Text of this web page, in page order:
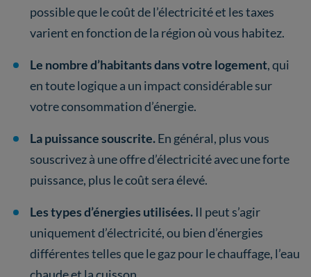
possible que le coût de l’électricité et les taxes
varient en fonction de la région où vous habitez.
Le nombre d’habitants dans votre logement, qui
en toute logique a un impact considérable sur
votre consommation d’énergie.
La puissance souscrite.En général, plus vous
souscrivez à une offre d’électricité avec une forte
puissance, plus le coût sera élevé.
Les types d’énergies utilisées. Il peut s’agir
uniquement d’électricité, ou bien d’énergies
différentes telles que le gaz pour le chauffage, l’eau